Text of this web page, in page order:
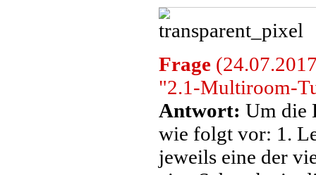
Frage
"2.1-Multiroom-
Antwort: Um die
wie folgt vor: 1.
jeweils eine der